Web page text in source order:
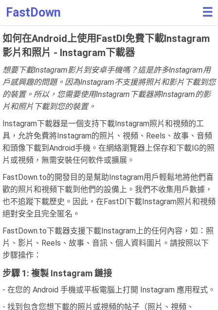
FastDown ☰
如何在Android上使用FastDl免費下載Instagram
影片和照片 - Instagram下載器
想要下載Instagram影片到安卓手機嗎？這是許多Instagram用
戶感興趣的問題。因為Instagram不支援將照片和影片下載到您
的裝置。所以，您需要使用Instagram下載器將Instagram的影
片和照片下載到您的裝置。
Instagram下載器是一個支持下載Instagram照片和視頻的工
具，允許免費將Instagram的照片、視頻、Reels、故事、音頻
和頭像下載到Android手機。在網絡瀏覽器上保存和下載IG的照
片或視頻，無需安裝任何軟件或擴展。
FastDown.to的開發目的是幫助Instagram用戶輕鬆地將他們喜
歡的照片和視頻下載到他們的設備上。我們不收集用戶數據，
也不追蹤下載歷史。因此，在FastDl下載Instagram照片和視頻
絕對安全且完全匿名。
FastDown.to下載器支援下載Instagram上的任何內容，如：照
片、影片、Reels、故事、音訊、個人資料圖片。請按照以下
步驟操作：
步驟 1: 複製 Instagram 鏈接
- 在您的 Android 手機或平板電腦上打開 Instagram 應用程式。
- 找到包含您想下載的照片或視頻的帖子（照片、視頻、